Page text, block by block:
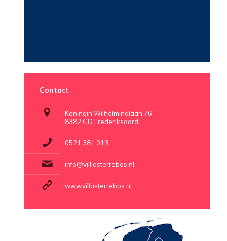
Contact
Koningin Wilhelminalaan 76
8382 GD Frederiksoord
0521 381 013
info@villlasterrebos.nl
www.villasterrebos.nl